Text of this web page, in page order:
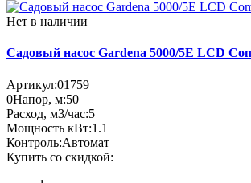
Нет в наличии
Садовый насос Gardena 5000/5E LCD
Артикул:01759
0Напор, м:50
Расход, м3/час:5
Мощность кВт:1.1
Контроль:Автомат
Купить со скидкой: